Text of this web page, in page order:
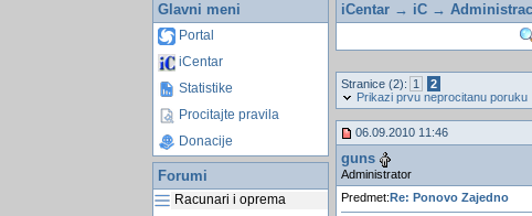
Glavni meni
Portal
iCentar
Statistike
Procitajte pravila
Donacije
Forumi
Racunari i oprema
iCentar→ iC→
Stranice (2): 1
2
Prikazi prvu neprocitanu poruku
06.09.2010 11:46
guns
Administrator
Predmet:Re: Ponovo Zajedno